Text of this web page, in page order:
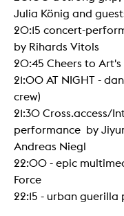
Julia König and
20:15 concert-
by Rihards Vitols
20:45 Cheers to
21:00 AT NIGHT -
crew)
21:30 Cross.access/
performance by
Andreas Niegl
22:00 - epic multimedia performance by Elektro Body
Force
22:15 - urban